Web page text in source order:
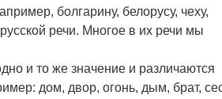
болгарину, белорусу, чеху,
речи. Многое в их речи мы
и то же значение и различаются
дом, двор, огонь, дым, брат,